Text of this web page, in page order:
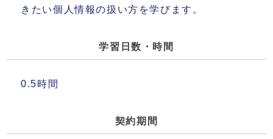
きたい個人情報の扱い方を学びます。
学習日数・時間
0.5時間
契約期間